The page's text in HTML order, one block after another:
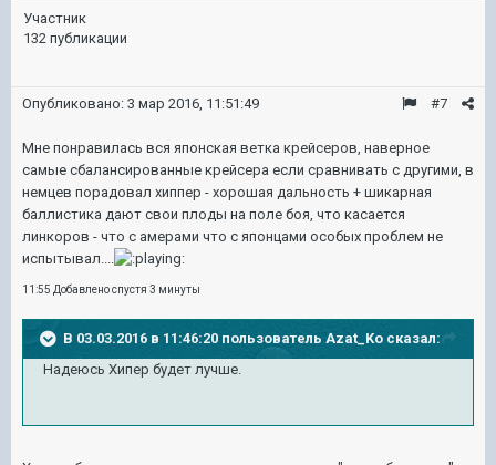
Участник
132 публикации
#7
Опубликовано: 3 мар 2016, 11:51:49
Мне понравилась вся японская ветка крейсеров, наверное
самые сбалансированные крейсера если сравнивать с другими, в
немцев порадовал хиппер - хорошая дальность + шикарная
баллистика дают свои плоды на поле боя, что касается
линкоров - что с амерами что с японцами особых проблем не
испытывал....
11:55 Добавлено спустя 3 минуты
В 03.03.2016 в 11:46:20 пользователь Azat_Ko сказал:
Надеюсь Хипер будет лучше.